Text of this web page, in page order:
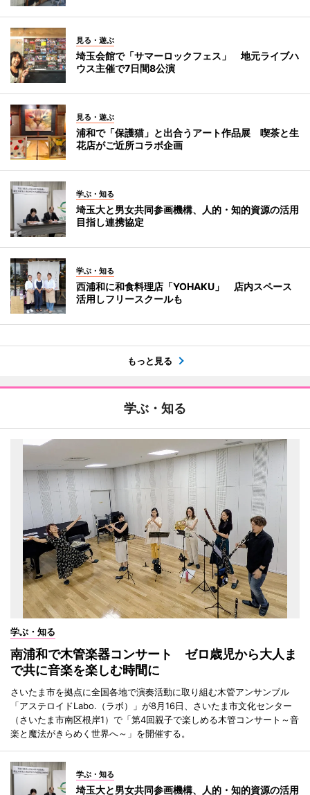
見る・遊ぶ
埼玉会館で「サマーロックフェス」 地元ライブハ
ウス主催で7日間8公演
見る・遊ぶ
浦和で「保護猫」と出合うアート作品展 喫茶と生
花店がご近所コラボ企画
学ぶ・知る
埼玉大と男女共同参画機構、人的・知的資源の活用
目指し連携協定
学ぶ・知る
西浦和に和食料理店「YOHAKU」 店内スペース
活用しフリースクールも
もっと見る
学ぶ・知る
学ぶ・知る
南浦和で木管楽器コンサート ゼロ歳児から大人ま
で共に音楽を楽しむ時間に
さいたま市を拠点に全国各地で演奏活動に取り組む木管アンサンブル
「アステロイドLabo.（ラボ）」が8月16日、さいたま市文化センター
（さいたま市南区根岸1）で「第4回親子で楽しめる木管コンサート～音
楽と魔法がきらめく世界へ～」を開催する。
学ぶ・知る
埼玉大と男女共同参画機構、人的・知的資源の活用